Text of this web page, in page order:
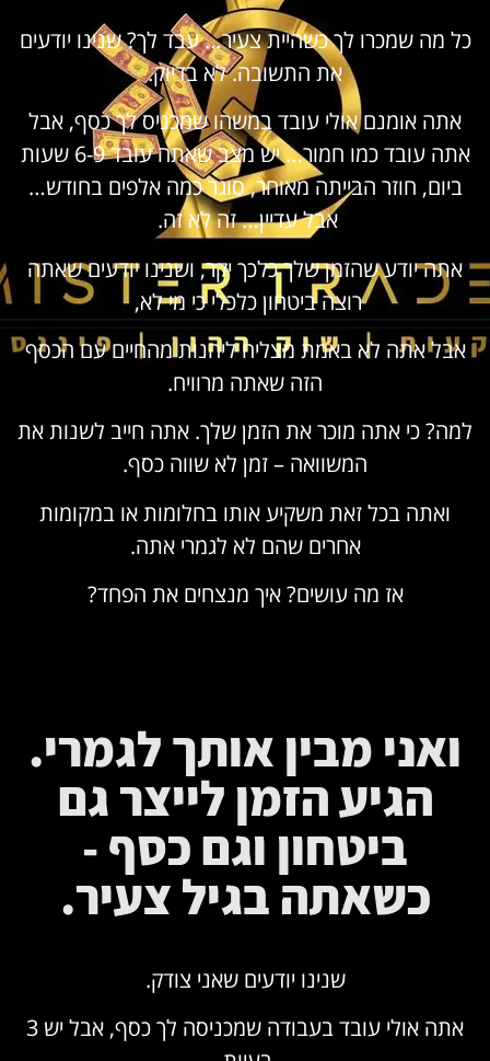
כל מה שמכרו לך כשהיית צעיר… עבד לך? שנינו יודעים
את התשובה. לא בדיוק.
אתה אומנם אולי עובד במשהו שמכניס לך כסף, אבל
אתה עובד כמו חמור… יש מצב שאתה עובד 6-9 שעות
ביום, חוזר הבייתה מאוחר, סוגר כמה אלפים בחודש…
אבל עדיין… זה לא זה.
אתה יודע שהזמן שלך כלכך יקר, ושנינו יודעים שאתה
רוצה ביטחון כלכלי כי מי לא,
אבל אתה לא באמת מצליח ליהנות מהחיים עם הכסף
הזה שאתה מרוויח.
למה? כי אתה מוכר את הזמן שלך. אתה חייב לשנות את
המשוואה – זמן לא שווה כסף.
ואתה בכל זאת משקיע אותו בחלומות או במקומות
אחרים שהם לא לגמרי אתה.
אז מה עושים? איך מנצחים את הפחד?
ואני מבין אותך לגמרי.
הגיע הזמן לייצר גם
ביטחון וגם כסף -
כשאתה בגיל צעיר.
שנינו יודעים שאני צודק.
אתה אולי עובד בעבודה שמכניסה לך כסף, אבל יש 3